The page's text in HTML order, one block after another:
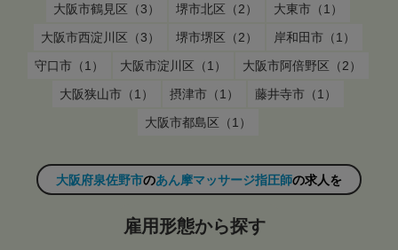
大阪市鶴見区（3）
堺市北区（2）
大東市（1）
大阪市西淀川区（3）
堺市堺区（2）
岸和田市（1）
守口市（1）
大阪市淀川区（1）
大阪市阿倍野区（2）
大阪狭山市（1）
摂津市（1）
藤井寺市（1）
大阪市都島区（1）
大阪府泉佐野市のあん摩マッサージ指圧師の求人を
雇用形態から探す